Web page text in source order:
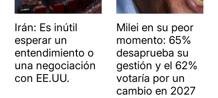
Irán: Es inútil
esperar un
entendimiento o
una negociación
con EE.UU.
Milei en su peor
momento: 65%
desaprueba su
gestión y el 62%
votaría por un
cambio en 2027